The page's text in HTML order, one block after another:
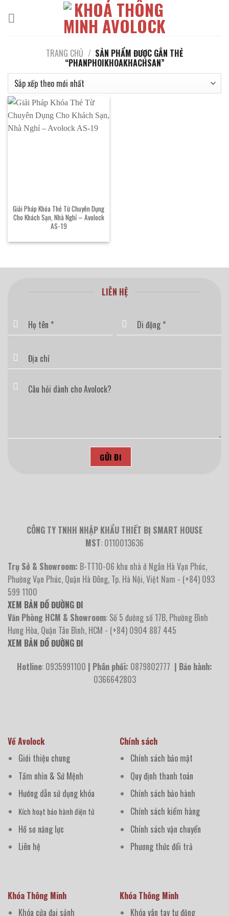
qua
TRANG CHỦ / SẢN PHẨM ĐƯỢC GẮN THẺ
“PHANPHOIKHOAKHACHSAN”
Giải Pháp Khóa Thẻ Từ Chuyên Dụng
Cho Khách Sạn, Nhà Nghỉ – Avolock
AS-19
LIÊN HỆ
CÔNG TY TNHH NHẬP KHẨU THIẾT BỊ SMART HOUSE
MST: 0110013636
Trụ Sở & Showroom: B-TT10-06 khu nhà ở Ngân Hà Vạn Phúc,
Phường Vạn Phúc, Quận Hà Đông, Tp. Hà Nội, Việt Nam - (+84) 093
599 1100
XEM BẢN ĐỒ ĐƯỜNG ĐI
Văn Phòng HCM & Showroom: Số 5 đường số 17B, Phường Bình
Hưng Hòa, Quận Tân Bình, HCM - (+84) 0904 887 445
XEM BẢN ĐỒ ĐƯỜNG ĐI
Hotline: 0935991100 | Phân phối: 0879802777 | Bảo hành:
0366642803
Về Avolock
Giới thiệu chung
Tầm nhìn & Sứ Mệnh
Hướng dẫn sử dụng khóa
Kích hoạt bảo hành điện tử
Hồ sơ năng lực
Liên hệ
Chính sách
Chính sách bảo mật
Quy định thanh toán
Chính sách bảo hành
Chính sách kiểm hàng
Chính sách vận chuyển
Phương thức đổi trả
Khóa Thông Minh
Khóa cửa đại sảnh
Khóa Thông Minh
Khóa vân tay tự động